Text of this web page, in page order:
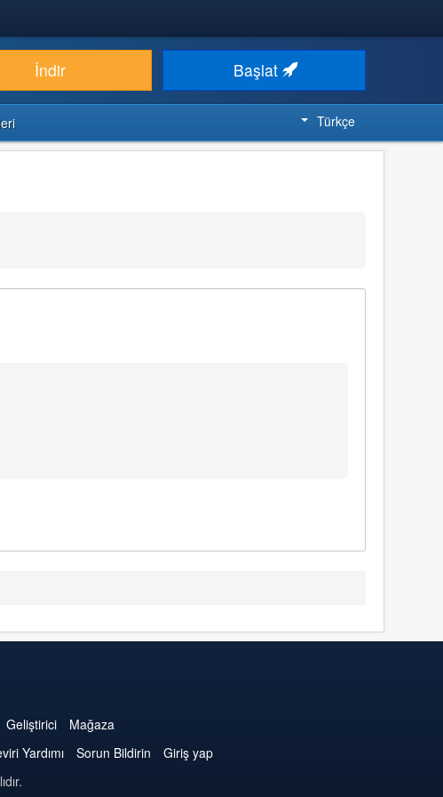
İndir Başlat
Türkçe
Geliştirici
Mağaza
Yardımı Sorun Bildirin
Giriş yap